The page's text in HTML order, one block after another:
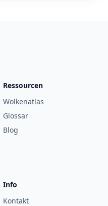
Ressourcen
Wolkenatlas
Glossar
Blog
Info
Kontakt